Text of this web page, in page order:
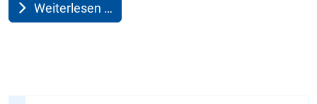
Weiterlesen …